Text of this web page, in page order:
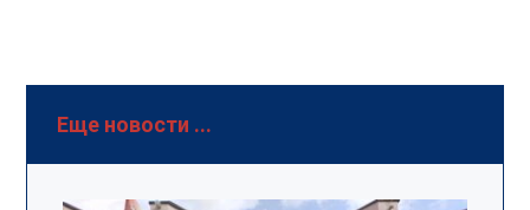
Еще новости ...